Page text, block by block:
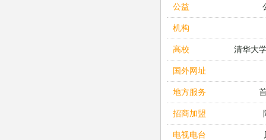
公益
机构
高校 清华大
国外网址
地方服务
招商加盟
电视电台